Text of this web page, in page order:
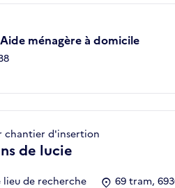
ménagère à domicile
chantier d'insertion
de lucie
de recherche 69 tram,